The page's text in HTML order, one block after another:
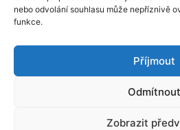
nebo odvolání souhlasu může nepříznivě
funkce.
Příjmout
Odmítnout
Zobrazit
Národní pedagogický institut ČR
Senovážné náměstí 25